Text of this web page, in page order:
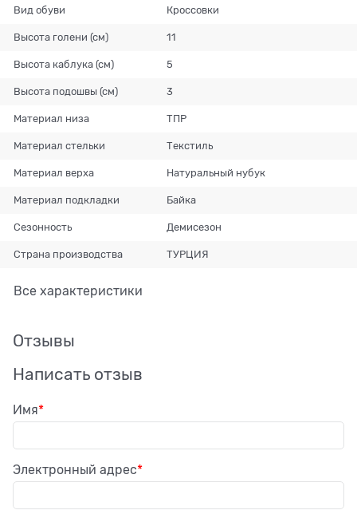
Вид обуви Кроссовки
Высота голени (см) 11
Высота каблука (см) 5
Высота подошвы (см) 3
Материал низа ТПР
Материал стельки Текстиль
Материал верха Натуральный нубук
Материал подкладки Байка
Сезонность Демисезон
Страна производства ТУРЦИЯ
Все характеристики
Отзывы
Написать отзыв
Имя
Электронный адрес